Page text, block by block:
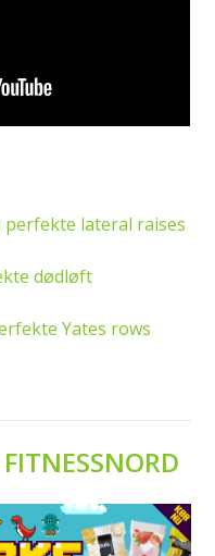
perfekte lateral raises
dødløft
Yates rows